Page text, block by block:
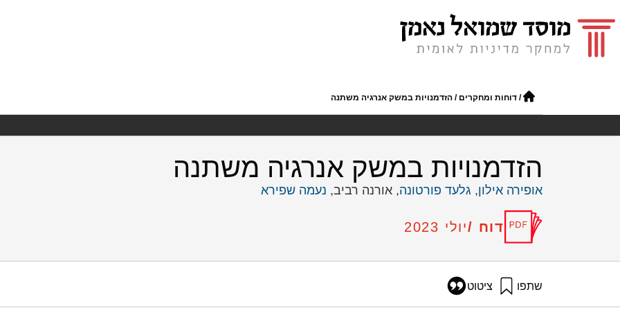
/ דוחות ומחקרים / הזדמנויות במשק אנרגיה משתנה
הזדמנויות במשק אנרגיה משתנה
אופירה אילון, גלעד פורטונה, אורנה רביב, נעמה שפירא
דוח /יולי 2023
שתפו ציטוט